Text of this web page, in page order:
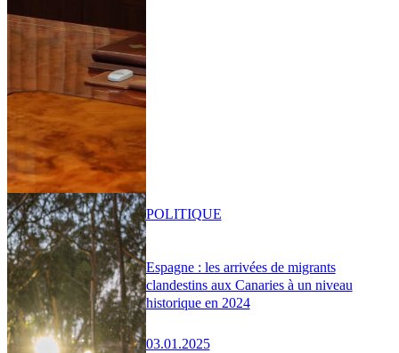
Espagne : les arrivées de migrants
clandestins aux Canaries à un niveau
historique en 2024
03.01.2025
POLITIQUE